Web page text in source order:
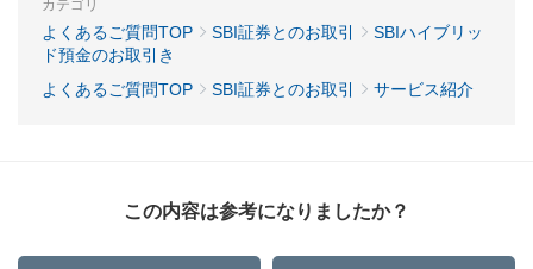
カテゴリ
よくあるご質問TOP SBI証券とのお取引
SBIハイブリッ
ド預金のお取引き
よくあるご質問TOP
SBI証券とのお取引 サービス紹介
この内容は参考になりましたか？